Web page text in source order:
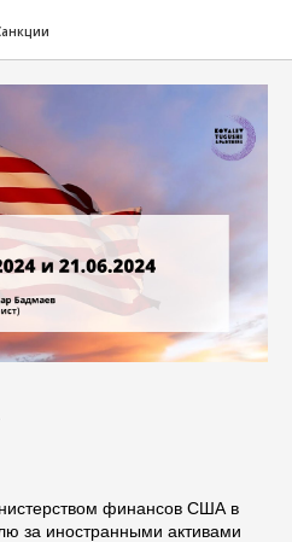
финансов США в
за иностранными активами